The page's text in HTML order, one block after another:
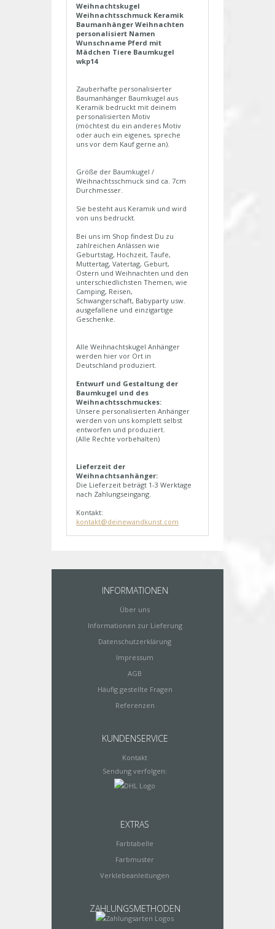
Weihnachtskugel
Weihnachtsschmuck Keramik
Baumanhänger Weihnachten
personalisiert Namen
Wunschname Pferd mit
Mädchen Tiere Baumkugel
wkp14
Zauberhafte personalisierter
Baumanhänger Baumkugel aus
Keramik bedruckt mit deinem
personalisierten Motiv
(möchtest du ein anderes Motiv
oder auch ein eigenes, spreche
uns vor dem Kauf gerne an).
Größe der Baumkugel /
Weihnachtsschmuck sind ca. 7cm
Durchmesser.
Sie besteht aus Keramik und wird
von uns bedruckt.
Bei uns im Shop findest Du zu
zahlreichen Anlässen wie
Geburtstag, Hochzeit, Taufe,
Muttertag, Vatertag, Geburt,
Ostern und Weihnachten und den
unterschiedlichsten Themen, wie
Camping, Reisen,
Schwangerschaft, Babyparty usw.
ausgefallene und einzigartige
Geschenke.
Alle Weihnachtskugel Anhänger
werden hier vor Ort in
Deutschland produziert.
Entwurf und Gestaltung der
Baumkugel und des
Weihnachtsschmuckes:
Unsere personalisierten Anhänger
werden von uns komplett selbst
entworfen und produziert.
(Alle Rechte vorbehalten)
Lieferzeit der
Weihnachtsanhänger:
Die Lieferzeit beträgt 1-3 Werktage
nach Zahlungseingang.
Kontakt:
kontakt@deinewandkunst.com
INFORMATIONEN
Über uns
Informationen zur Lieferung
Datenschutzerklärung
Impressum
AGB
Häufig gestellte Fragen
Referenzen
KUNDENSERVICE
Kontakt
Sendung verfolgen:
EXTRAS
Farbtabelle
Farbmuster
Verklebeanleitungen
ZAHLUNGSMETHODEN